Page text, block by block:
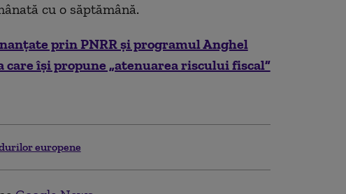
cu o săptămână.
prin PNRR și programul Anghel
își propune „atenuarea riscului fiscal”
europene